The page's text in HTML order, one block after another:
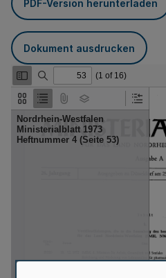
PDF-Version herunterladen
Dokument ausdrucken